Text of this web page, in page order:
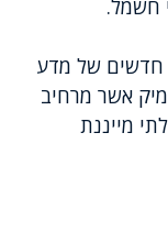
חשמל.
חדשים של מדע
אשר מרחיב
מייננת